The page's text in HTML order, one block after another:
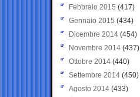
Febbraio 2015 (417)
Gennaio 2015 (434)
Dicembre 2014 (454)
Novembre 2014 (437)
Ottobre 2014 (440)
Settembre 2014 (450)
Agosto 2014 (433)